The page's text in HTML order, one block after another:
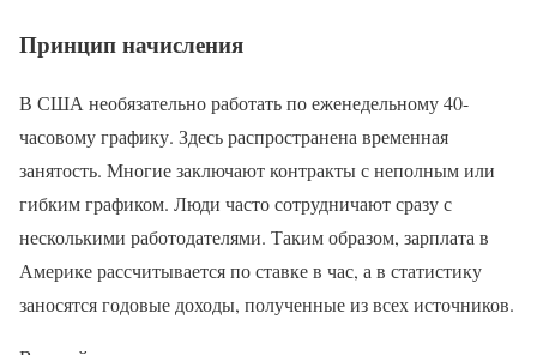
Принцип начисления
В США необязательно работать по еженедельному 40-
часовому графику. Здесь распространена временная
занятость. Многие заключают контракты с неполным или
гибким графиком. Люди часто сотрудничают сразу с
несколькими работодателями. Таким образом, зарплата в
Америке рассчитывается по ставке в час, а в статистику
заносятся годовые доходы, полученные из всех источников.